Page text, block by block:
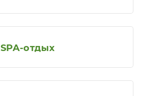
SPA-отдых